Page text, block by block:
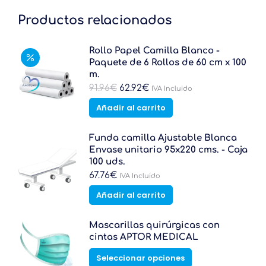
Productos relacionados
Rollo Papel Camilla Blanco -
Paquete de 6 Rollos de 60 cm x 100
m.
91.96€ El
precio
original
91.96€.
62.92€El
precio
actual
62.92€.
IVA Incluido
Añadir al carrito
Funda camilla Ajustable Blanca
Envase unitario 95x220 cms. - Caja
100 uds.
67.76€ IVA Incluido
Añadir al carrito
Mascarillas quirúrgicas con
cintas APTOR MEDICAL
Seleccionar opciones